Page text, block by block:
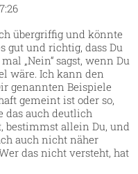
übergriffig und könnte
gut und richtig, dass Du
„Nein“ sagst, wenn Du
wäre. Ich kann den
genannten Beispiele
gemeint ist oder so,
das auch deutlich
bestimmst allein Du, und
auch nicht näher
das nicht versteht, hat